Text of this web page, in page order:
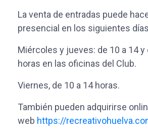
La venta de entradas puede
presencial en los siguientes
Miércoles y jueves: de 10 a 14 y
horas en las oficinas del Club.
Viernes, de 10 a 14 horas.
También pueden adquirirse
web https://